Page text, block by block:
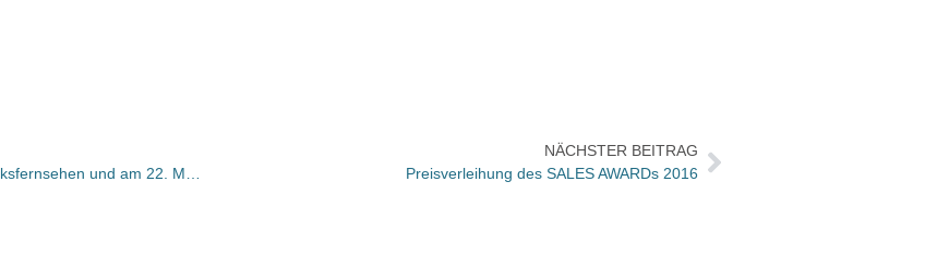
NÄCHSTER BEITRAG
Preisverleihung des SALES AWARDs 2016